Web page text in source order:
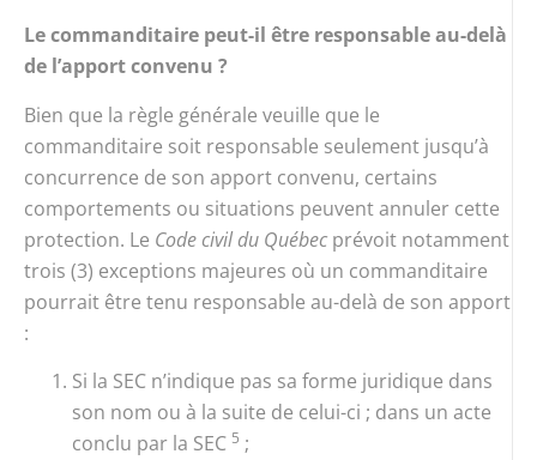
Le commanditaire peut-il être responsable au-delà
de l’apport convenu ?
Bien que la règle générale veuille que le
commanditaire soit responsable seulement jusqu’à
concurrence de son apport convenu, certains
comportements ou situations peuvent annuler cette
protection. Le Code civil du Québec prévoit notamment
trois (3) exceptions majeures où un commanditaire
pourrait être tenu responsable au-delà de son apport
:
Si la SEC n’indique pas sa forme juridique dans
son nom ou à la suite de celui-ci ; dans un acte
conclu par la SEC 5 ;